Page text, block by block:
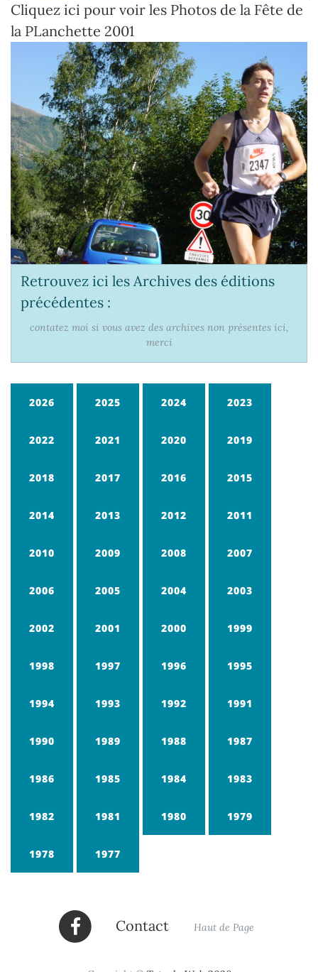
Cliquez ici pour voir les Photos de la Fête de
la PLanchette 2001
Retrouvez ici les Archives des éditions
précédentes :
contatez moi si vous avez des archives non présentes ici,
merci
2026 2025 2024 2023
2022 2021 2020 2019
2018 2017 2016 2015
2014 2013 2012 2011
2010 2009 2008 2007
2006 2005 2004 2003
2002 2001 2000 1999
1998 1997 1996 1995
1994 1993 1992 1991
1990 1989 1988 1987
1986 1985 1984 1983
1982 1981 1980 1979
1978 1977
Contact Haut de Page